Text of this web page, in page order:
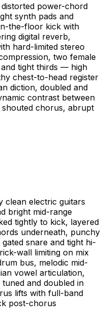
power-chord
synth pads and
the-floor kick with
digital reverb,
hard-limited stereo
two female
tight thirds — high
chest-to-head register
diction, doubled and
contrast between
chorus, abrupt
clean electric guitars
bright mid-range
tightly to kick, layered
underneath, punchy
snare and tight hi-
wall limiting on mix
bus, melodic mid-
vowel articulation,
and doubled in
lifts with full-band
post-chorus